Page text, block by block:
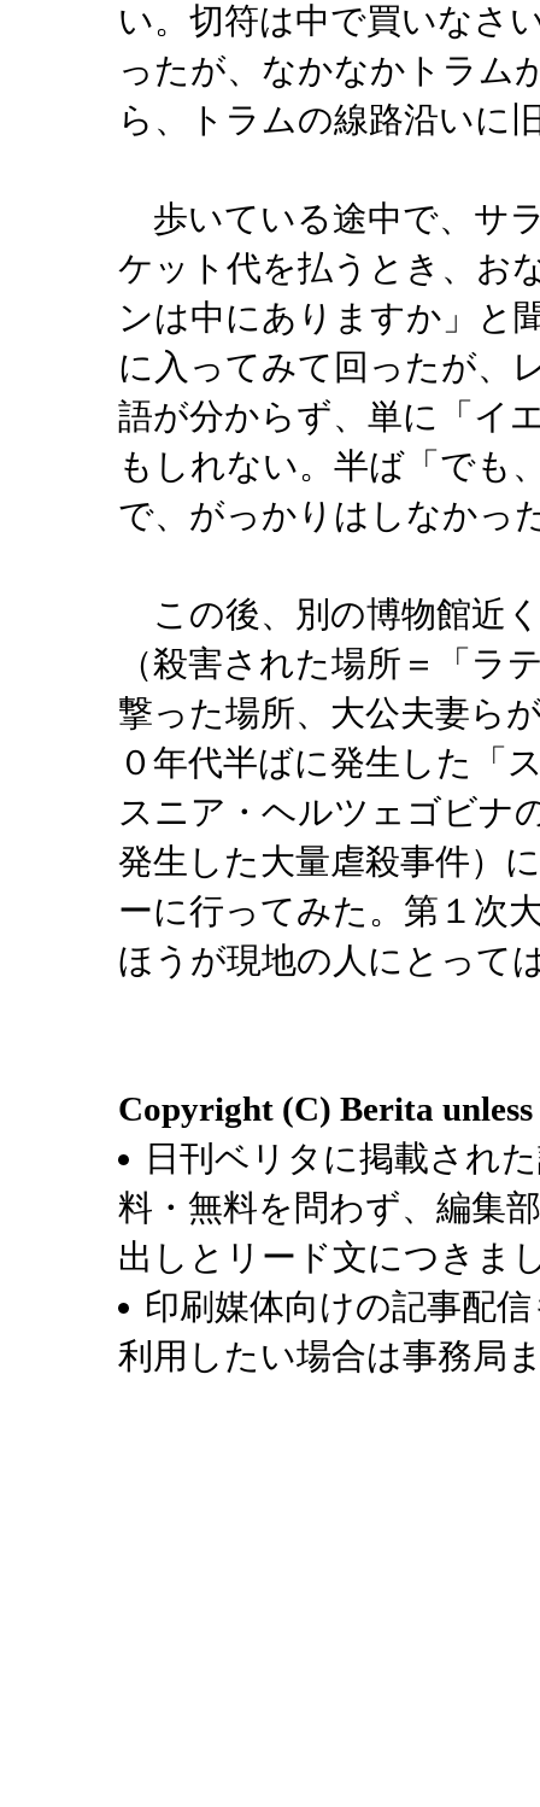
い。切符は中で買いなさ
ったが、なかなかトラム
ら、トラムの線路沿い
歩いている途中で、サ
ケット代を払うとき、お
ンは中にありますか」と
に入ってみて回ったが、
語が分からず、単に「イ
もしれない。半ば「でも
で、がっかりはしなか
この後、別の博物館近
（殺害された場所＝「ラ
撃った場所、大公夫妻ら
０年代半ばに発生した「
スニア・ヘルツェゴビナ
発生した大量虐殺事件）
ーに行ってみた。第１次
ほうが現地の人にとっ
Copyright (C) Berita
日刊ベリタに掲載され
料・無料を問わず、編集
出しとリード文につきま
印刷媒体向けの記事配
利用したい場合は事務局